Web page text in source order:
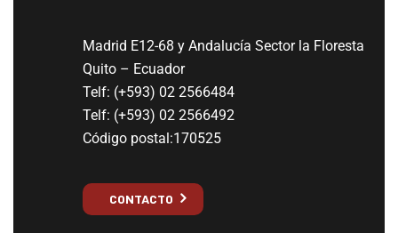
Madrid E12-68 y Andalucía Sector la Floresta
Quito – Ecuador
Telf: (+593) 02 2566484
Telf: (+593) 02 2566492
Código postal:170525
CONTACTO